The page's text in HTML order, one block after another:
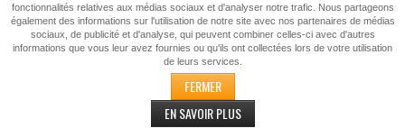
fonctionnalités relatives aux médias sociaux et d'analyser notre trafic. Nous partageons
également des informations sur l'utilisation de notre site avec nos partenaires de médias
sociaux, de publicité et d'analyse, qui peuvent combiner celles-ci avec d'autres
informations que vous leur avez fournies ou qu'ils ont collectées lors de votre utilisation
de leurs services.
FERMER
EN SAVOIR PLUS